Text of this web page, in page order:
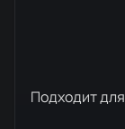
Подходит для